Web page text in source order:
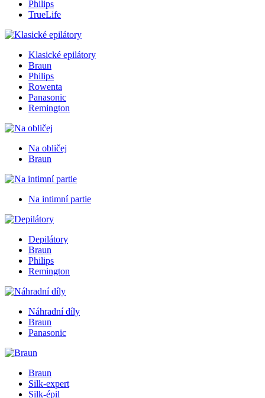
Philips
TrueLife
Klasické epilátory
Braun
Philips
Rowenta
Panasonic
Remington
Na obličej
Braun
Na intimní partie
Depilátory
Braun
Philips
Remington
Náhradní díly
Braun
Panasonic
Braun
Silk-expert
Silk-épil